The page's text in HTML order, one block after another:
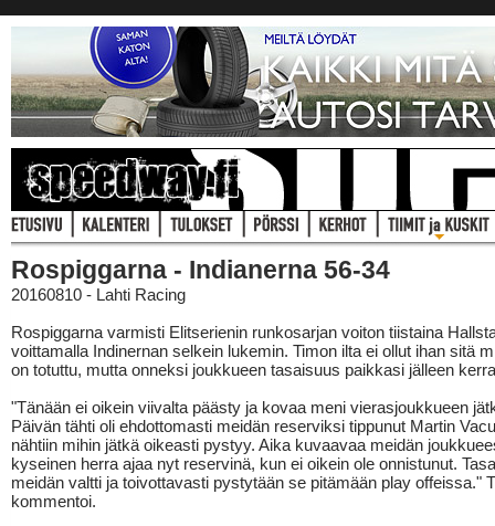
Rospiggarna - Indianerna 56-34
20160810 - Lahti Racing
Rospiggarna varmisti Elitserienin runkosarjan voiton tiistaina
voittamalla Indinernan selkein lukemin. Timon ilta ei ollut ihan sitä
on totuttu, mutta onneksi joukkueen tasaisuus paikkasi jälleen
"Tänään ei oikein viivalta päästy ja kovaa meni vierasjoukkueen
Päivän tähti oli ehdottomasti meidän reserviksi tippunut Martin
nähtiin mihin jätkä oikeasti pystyy. Aika kuvaavaa meidän
kyseinen herra ajaa nyt reservinä, kun ei oikein ole onnistunut.
meidän valtti ja toivottavasti pystytään se pitämään play offeissa."
kommentoi.